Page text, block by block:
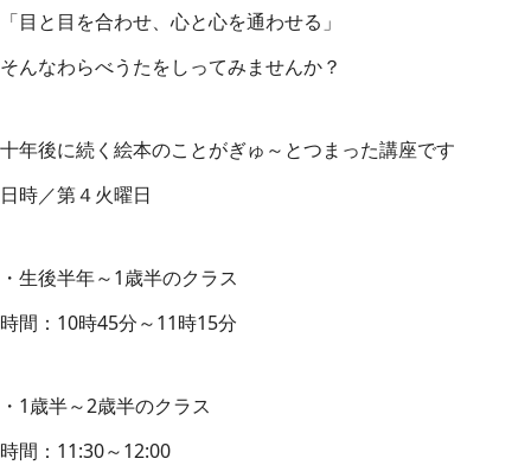
「目と目を合わせ、心と心を通わせる」
そんなわらべうたをしってみませんか？
十年後に続く絵本のことがぎゅ～とつまった講座です
日時／第４火曜日
・生後半年～1歳半のクラス
時間：10時45分～11時15分
・1歳半～2歳半のクラス
時間：11:30～12:00